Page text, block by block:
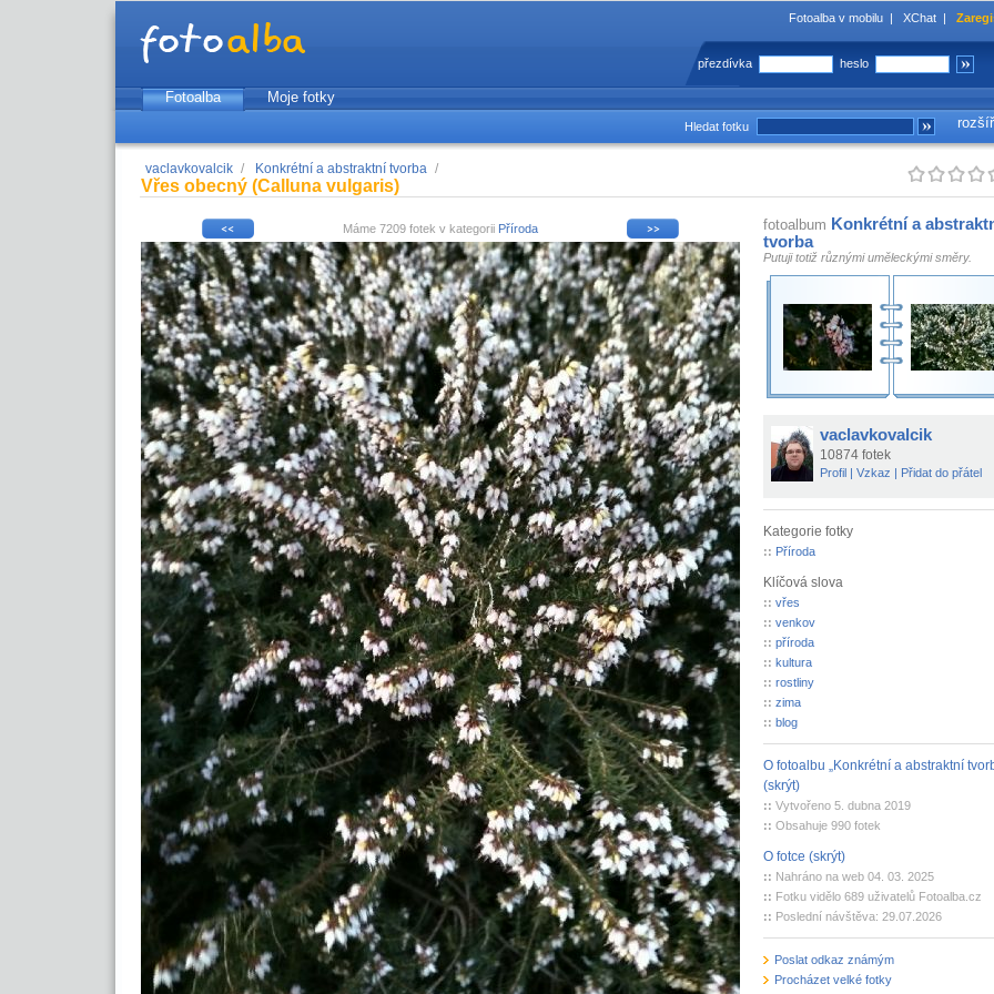
Fotoalba v mobilu | XChat |
přezdívka heslo
Fotoalba
Moje fotky
Hledat fotku
vaclavkovalcik / Konkrétní a abstraktní tvorba /
Vřes obecný (Calluna vulgaris)
Máme 7209 fotek v kategorii Příroda fotoalbum Konkrétní a
tvorba
Putuji totiž různými uměleckými směry.
vaclavkovalcik
10874 fotek
Profil| Vzkaz | Přidat do přátel
Kategorie fotky
:: Příroda
Klíčová slova
:: vřes
:: venkov
:: příroda
:: kultura
:: rostliny
:: zima
:: blog
O fotoalbu „Konkrétní a abstraktní
(skrýt)
:: Vytvořeno 5. dubna 2019
:: Obsahuje 990 fotek
O fotce (skrýt)
:: Nahráno na web 04. 03. 2025
:: Fotku vidělo 689 uživatelů Fotoalba.cz
:: Poslední návštěva: 29.07.2026
Poslat odkaz známým
Procházet velké fotky